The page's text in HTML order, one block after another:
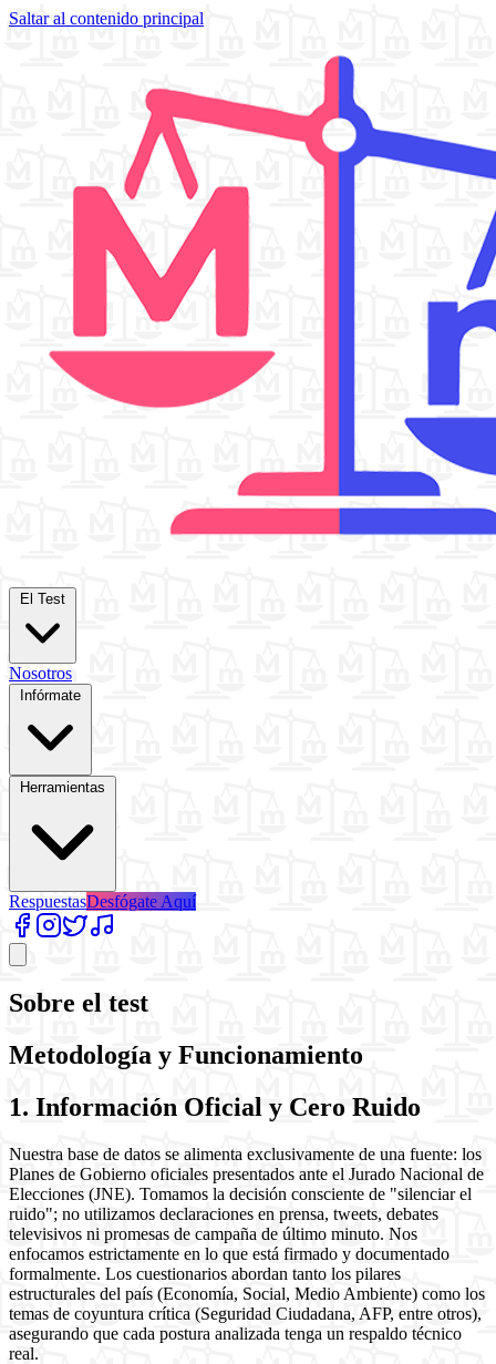
Saltar al contenido principal
Nosotros
RespuestasDesfógate Aquí
Sobre el test
Metodología y Funcionamiento
1. Información Oficial y Cero Ruido
Nuestra base de datos se alimenta exclusivamente de una fuente: los
Planes de Gobierno oficiales presentados ante el Jurado Nacional de
Elecciones (JNE). Tomamos la decisión consciente de "silenciar el
ruido"; no utilizamos declaraciones en prensa, tweets, debates
televisivos ni promesas de campaña de último minuto. Nos
enfocamos estrictamente en lo que está firmado y documentado
formalmente. Los cuestionarios abordan tanto los pilares
estructurales del país (Economía, Social, Medio Ambiente) como los
temas de coyuntura crítica (Seguridad Ciudadana, AFP, entre otros),
asegurando que cada postura analizada tenga un respaldo técnico
real.